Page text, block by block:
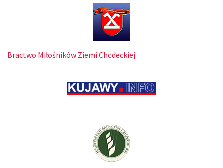
Bractwo Miłośników Ziemi Chodeckiej